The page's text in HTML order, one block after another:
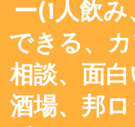
ー(1人飲
できる、
相談、面
酒場、邦